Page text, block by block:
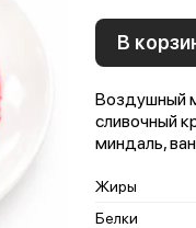
В
Воздушный
сливочный
миндаль,
Жиры
Белки